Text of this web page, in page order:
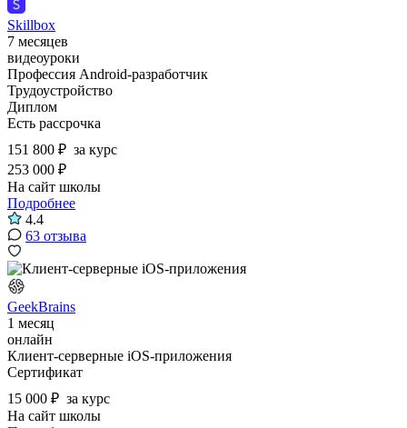
Skillbox
7 месяцев
видеоуроки
Профессия Android-разработчик
Трудоустройство
Диплом
Есть рассрочка
151 800 ₽ за курс
253 000 ₽
На сайт школы
Подробнее
4.4
63 отзыва
GeekBrains
1 месяц
онлайн
Клиент-серверные iOS-приложения
Сертификат
15 000 ₽ за курс
На сайт школы